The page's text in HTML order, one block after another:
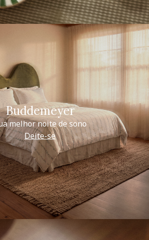
Buddemeyer
melhor noite de sono
Deite-se